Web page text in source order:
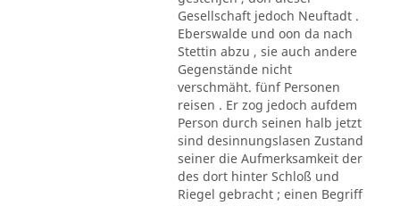
Gesellschaft jedoch Neuftadt .
Eberswalde und oon da nach
Stettin abzu , sie auch andere
Gegenstände nicht
verschmäht. fünf Personen
reisen . Er zog jedoch aufdem
Person durch seinen halb jetzt
sind desinnungslasen Zustand
seiner die Aufmerksamkeit der
des dort hinter Schloß und
Riegel gebracht ; einen Begriff